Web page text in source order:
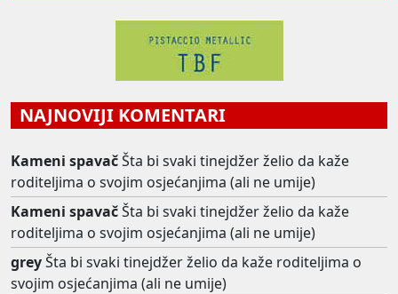
NAJNOVIJI KOMENTARI
Kameni spavačŠta bi svaki tinejdžer želio da kaže
roditeljima o svojim osjećanjima (ali ne umije)
Kameni spavačŠta bi svaki tinejdžer želio da kaže
roditeljima o svojim osjećanjima (ali ne umije)
greyŠta bi svaki tinejdžer želio da kaže roditeljima o
svojim osjećanjima (ali ne umije)